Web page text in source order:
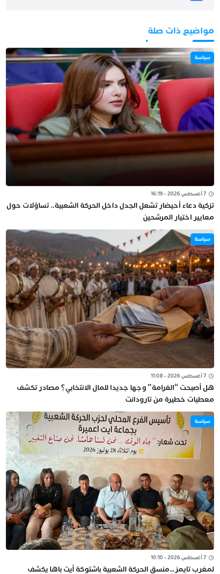
مواضيع ذات صلة
سياسة
7 أغسطس 2026 - 16:19
تزكية دعاء أحيضار تشعل الجدل داخل الحركة الشعبية.. تساؤلات حول
معايير اختيار المرشحين
سياسة
7 أغسطس 2026 - 11:08
هل أصبحت “الغرامة” وجها جديدا للمال الانتخابي؟ مصادر تكشف
معطيات خطيرة من تارودانت
سياسة
7 أغسطس 2026 - 10:10
لمغرب تايمز…منسق الحركة الشعبية باشتوكة أيت باها يكشف